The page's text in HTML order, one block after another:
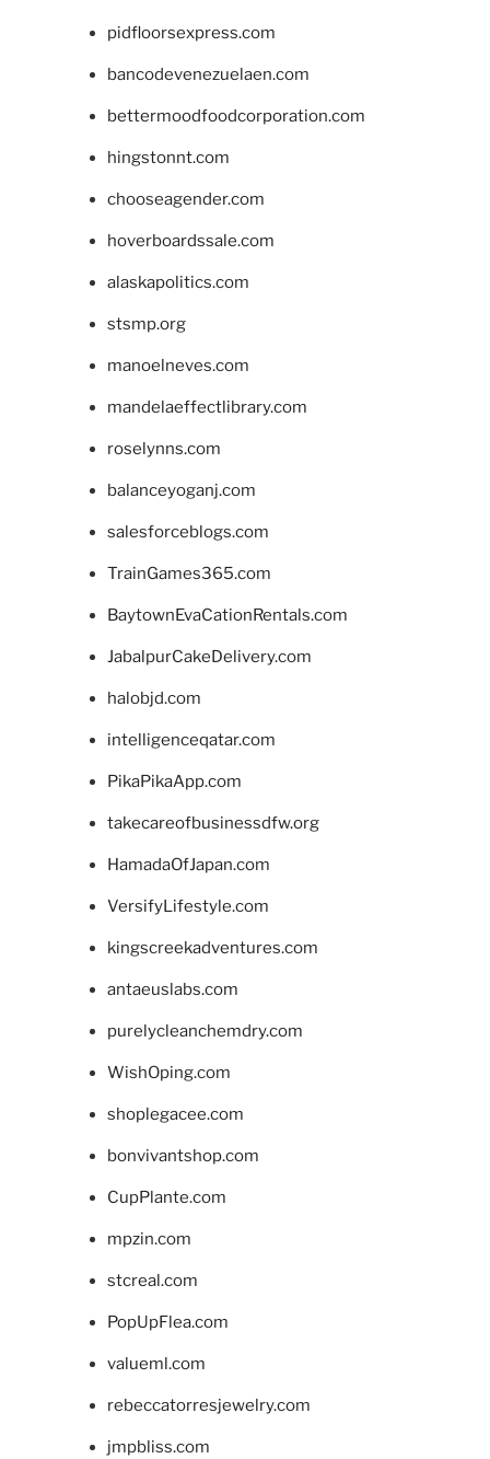
pidfloorsexpress.com
bancodevenezuelaen.com
bettermoodfoodcorporation.com
hingstonnt.com
chooseagender.com
hoverboardssale.com
alaskapolitics.com
stsmp.org
manoelneves.com
mandelaeffectlibrary.com
roselynns.com
balanceyoganj.com
salesforceblogs.com
TrainGames365.com
BaytownEvaCationRentals.com
JabalpurCakeDelivery.com
halobjd.com
intelligenceqatar.com
PikaPikaApp.com
takecareofbusinessdfw.org
HamadaOfJapan.com
VersifyLifestyle.com
kingscreekadventures.com
antaeuslabs.com
purelycleanchemdry.com
WishOping.com
shoplegacee.com
bonvivantshop.com
CupPlante.com
mpzin.com
stcreal.com
PopUpFlea.com
valueml.com
rebeccatorresjewelry.com
jmpbliss.com